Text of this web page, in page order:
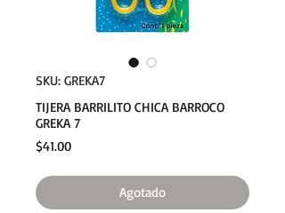
SKU: GREKA7
TIJERA BARRILITO CHICA BARROCO
GREKA 7
$41.00Precio
Agotado